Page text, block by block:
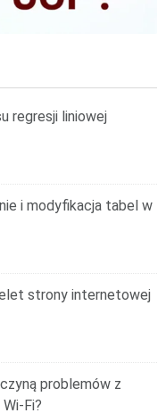
regresji liniowej
i modyfikacja tabel w
strony internetowej
problemów z
Fi?